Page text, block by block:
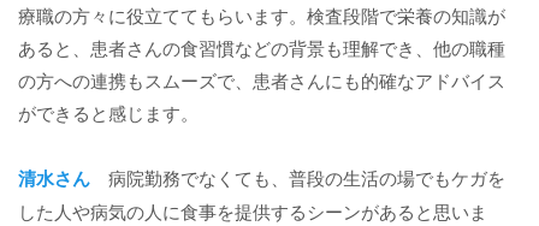
療職の方々に役立ててもらいます。検査段階で栄養の知識が
あると、患者さんの食習慣などの背景も理解でき、他の職種
の方への連携もスムーズで、患者さんにも的確なアドバイス
ができると感じます。
清水さん 病院勤務でなくても、普段の生活の場でもケガを
した人や病気の人に食事を提供するシーンがあると思いま